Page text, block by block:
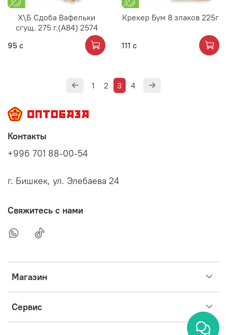
Х\Б Сдоба Вафельки
сгущ. 275 г.(А84) 2574
95 с
Крекер Бум 8 злаков 225г
111 с
1 2 3 4
Магазин
Сервис
Контакты
+996 701 88-00-54
г. Бишкек, ул. Элебаева 24
Свяжитесь с нами